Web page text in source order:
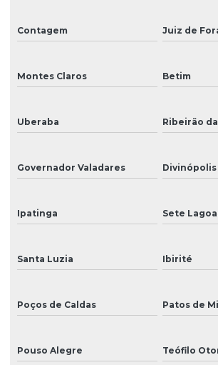
Tinta para mimaki
Válvula solenoide para impressoras
Venda de tinta eco solvente para impressão
Venda de tinta uv para impressão
Contagem Juiz de
Montes Claros Betim
Uberaba Ribeirão
Governador Valadares Divinópolis
Ipatinga Sete
Santa Luzia Ibirité
Poços de Caldas Patos de
Pouso Alegre Teófilo